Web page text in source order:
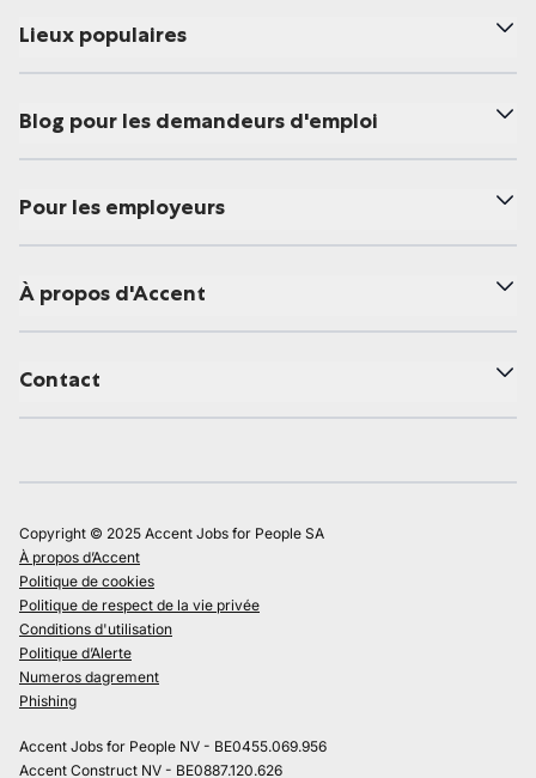
Lieux populaires
Blog pour les demandeurs d'emploi
Pour les employeurs
À propos d'Accent
Contact
Copyright © 2025 Accent Jobs for People SA
À propos d’Accent
Politique de cookies
Politique de respect de la vie privée
Conditions d'utilisation
Politique d’Alerte
Numeros dagrement
Phishing
Accent Jobs for People NV - BE0455.069.956
Accent Construct NV - BE0887.120.626